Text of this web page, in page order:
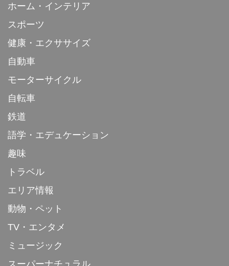
ホーム・インテリア
スポーツ
健康・エクササイズ
自動車
モーターサイクル
自転車
鉄道
語学・エデュケーション
趣味
トラベル
エリア情報
動物・ペット
TV・エンタメ
ミュージック
スーパーナチュラル